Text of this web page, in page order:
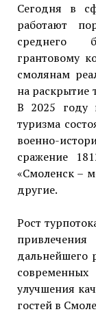
Сегодня в
работают
среднего
грантовому
смолянам
на раскрытие
В 2025 году
туризма
военно-
сражение
«Смоленск –
другие.
Рост
дальнейшего
улучшения
гостей в